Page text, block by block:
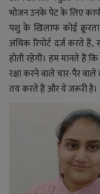
भोजन उनके पेट के लिए
पशु के खिलाफ कोई
अधिक रिपोर्ट दर्ज करते
होती रहेगी। हम मानते हैं
रक्षा करने वाले चार-पैर
तय करते हैंऔरये जरूरी है।